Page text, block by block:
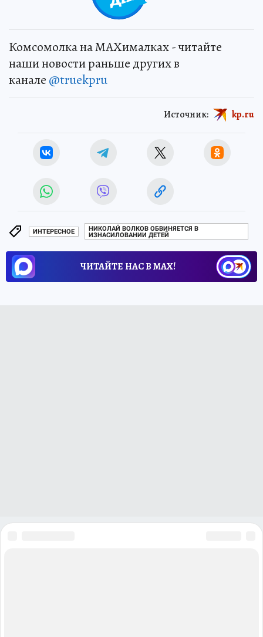
Комсомолка на MAXималках - читайте
наши новости раньше других в
канале @truekpru
Источник: kp.ru
ИНТЕРЕСНОЕ
НИКОЛАЙ ВОЛКОВ ОБВИНЯЕТСЯ В
ИЗНАСИЛОВАНИИ ДЕТЕЙ
ЧИТАЙТЕ НАС В МАХ!